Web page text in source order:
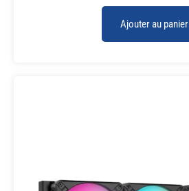
Ajouter au panier